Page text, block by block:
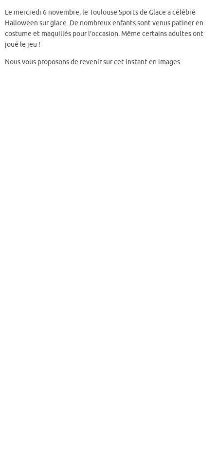
e
b
o
o
it
te
m
ai
l
ar
ta
g
Le mercredi 6 novembre, le Toulouse Sports de Glace a célébré
Halloween sur glace. De nombreux enfants sont venus patiner en
costume et maquillés pour l’occasion. Même certains adultes ont
joué le jeu !
Nous vous proposons de revenir sur cet instant en images.